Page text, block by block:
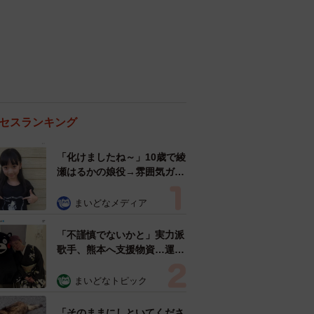
スランキング
「化けましたね～」10歳で綾
瀬はるかの娘役→雰囲気ガラ
雰囲気が」「宝塚に入れそ
まいどなメディア
「不謹慎でないかと」実力派
歌手、熊本へ支援物資…運搬
めらい 「痛いほど伝わる」
まいどなトピック